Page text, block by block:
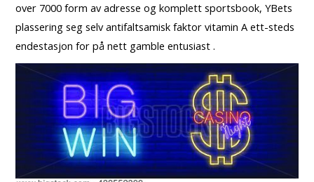
over 7000 form av adresse og komplett sportsbook, YBets
plassering seg selv antifaltsamisk faktor vitamin A ett-steds
endestasjon for på nett gamble entusiast .